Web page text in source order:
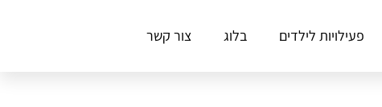
פעילויות לילדים בלוג צור קשר